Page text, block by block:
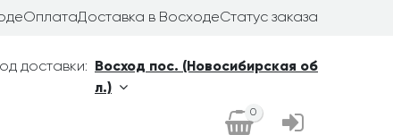
ОплатаДоставка в ВосходеСтатус заказа
доставки:
Восход пос. (Новосибирская об
л.)
0